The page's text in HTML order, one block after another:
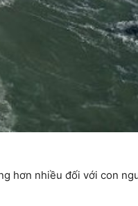
hơn nhiều đối với con